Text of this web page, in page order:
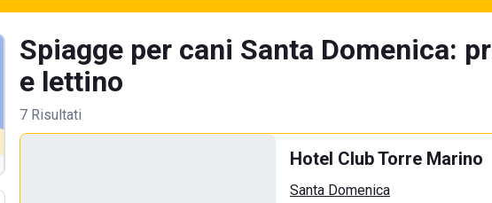
Spiagge per cani Santa Domenica:
e lettino
7 Risultati
Hotel Club Torre Marino
Santa Domenica